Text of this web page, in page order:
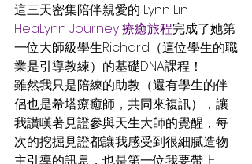
這三天密集陪伴親愛的 Lynn Lin
HeaLynn Journey 療癒旅程完成了她第
一位大師級學生Richard（這位學生的職
業是引導教練）的基礎DNA課程！
雖然我只是陪練的助教（還有學生的伴
侶也是希塔療癒師，共同來複訊），讓
我讚嘆著見證參與天生大師的覺醒，每
次的挖掘見證都讓我感受到很細膩造物